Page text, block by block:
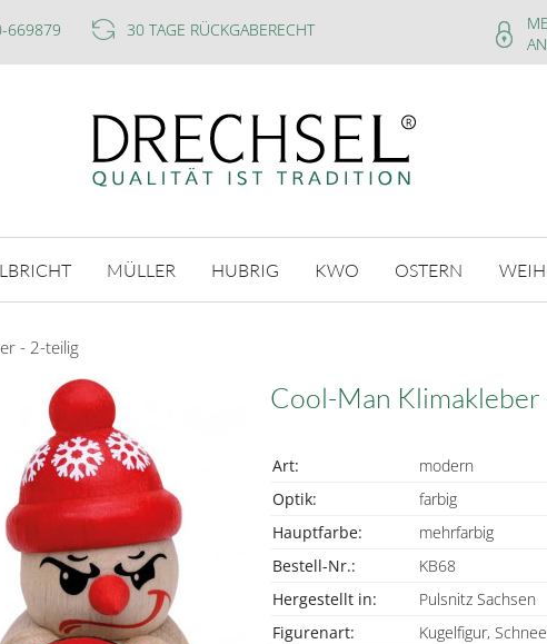
669879 30 TAGE RÜCKGABERECHT
MÜLLER HUBRIG KWO OSTERN
- 2-teilig
Cool-Man
Art:
modern
Optik:
farbig
Hauptfarbe:
mehrfarbig
Bestell-Nr.:
KB68
Hergestellt in:
Pulsnitz Sachsen
Figurenart:
Kugelfigur,